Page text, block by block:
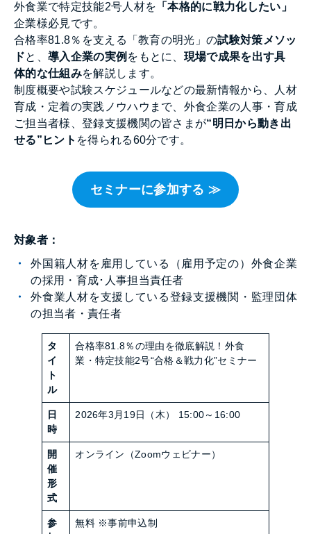
外食業で特定技能2号人材を 「本格的に戦力化したい」
企業様必見です。
合格率81.8％を支える「教育の明光」の試験対策メソッ
ドと、 導入企業の実例 をもとに、 現場で成果を出す具
体的な仕組みを解説します。
制度概要や試験スケジュールなどの最新情報から、人材
育成・定着の実践ノウハウまで、外食企業の人事・育成
ご担当者様、登録支援機関の皆さまが“明日から動き出
せる”ヒント を得られる60分です。
セミナーに参加する ≫
対象者：
外国籍人材を雇用している（雇用予定の）外食企業
の採用・育成･人事担当責任者
外食業人材を支援している登録支援機関・監理団体
の担当者・責任者
タ
イ
ト
ル
合格率81.8％の理由を徹底解説！外食
業・特定技能2号“合格＆戦力化”セミナー
日
時
2026年3月19日（木） 15:00～16:00
開
催
形
式
オンライン（Zoomウェビナー）
参
無料 ※事前申込制